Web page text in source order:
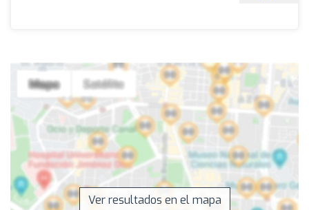
Ver resultados en el mapa